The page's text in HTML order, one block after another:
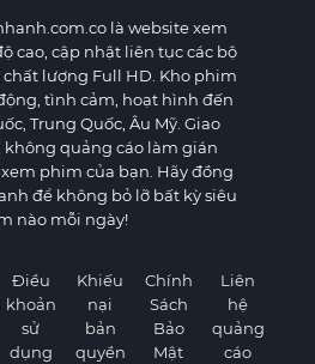
là website xem
cao, cập nhật liên tục các bộ
lượng Full HD. Kho phim
tình cảm, hoạt hình đến
Trung Quốc, Âu Mỹ. Giao
quảng cáo làm gián
phim của bạn. Hãy đồng
để không bỏ lỡ bất kỳ siêu
nào mỗi ngày!
Điều
khoản
sử
dụng
Khiếu
nại
bản
quyền
Chính
Sách
Bảo
Mật
Liên
hệ
quảng
cáo